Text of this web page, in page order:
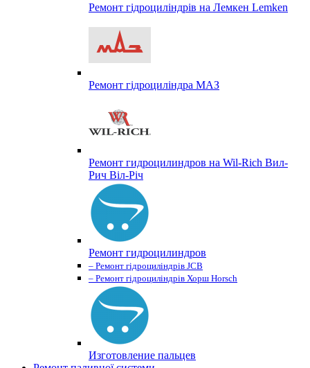
Ремонт гідроциліндрів на Лемкен Lemken
Ремонт гідроциліндра МАЗ
Ремонт гидроцилиндров на Wil-Rich Вил-
Рич Віл-Річ
Ремонт гидроцилиндров
– Ремонт гідроциліндрів JCB
– Ремонт гідроциліндрів Хорш Horsch
Изготовление пальцев